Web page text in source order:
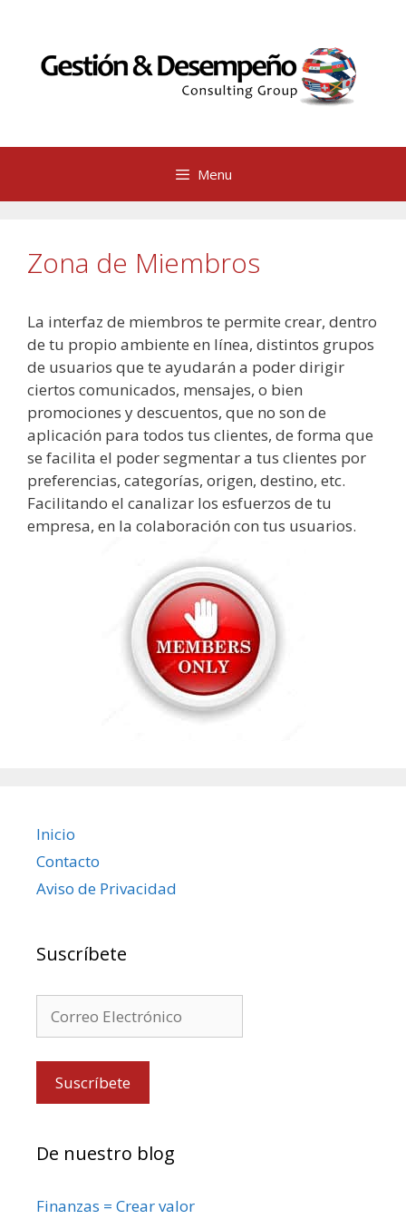
contenido
Menu
Zona de Miembros
La interfaz de miembros te permite crear, dentro
de tu propio ambiente en línea, distintos grupos
de usuarios que te ayudarán a poder dirigir
ciertos comunicados, mensajes, o bien
promociones y descuentos, que no son de
aplicación para todos tus clientes, de forma que
se facilita el poder segmentar a tus clientes por
preferencias, categorías, origen, destino, etc.
Facilitando el canalizar los esfuerzos de tu
empresa, en la colaboración con tus usuarios.
Inicio
Contacto
Aviso de Privacidad
Suscríbete
De nuestro blog
Finanzas = Crear valor